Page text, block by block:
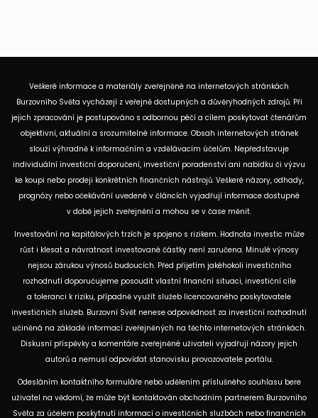
Veškeré informace a materiály zveřejněné na internetových stránkách
Burzovního Světa vycházejí z veřejně dostupných a důvěryhodných zdrojů. Při
jejich zpracování je postupováno s odbornou péčí a cílem poskytovat čtenářům
objektivní, aktuální a srozumitelné informace. Obsah internetových stránek
slouží výhradně k informačním a vzdělávacím účelům. Nepředstavuje
individuální investiční doporučení, investiční poradenství ani nabídku či výzvu
ke koupi nebo prodeji konkrétních finančních nástrojů. Veškeré názory, odhady,
prognózy nebo očekávání uvedené v článcích vyjadřují informace dostupné
v době jejich zveřejnění a mohou se v čase měnit.
Investování na kapitálových trzích je spojeno s rizikem. Hodnota investic může
růst i klesat a návratnost investované částky není zaručena. Minulé výnosy
nejsou zárukou výnosů budoucích. Před přijetím jakéhokoli investičního
rozhodnutí doporučujeme posoudit vlastní finanční situaci, investiční cíle
a toleranci k riziku, případně využít služeb licencovaného poskytovatele
investičních služeb. Burzovní Svět nenese odpovědnost za investiční rozhodnutí
učiněná na základě informací zveřejněných na těchto internetových stránkách.
Diskusní příspěvky a komentáře zveřejněné uživateli vyjadřují názory jejich
autorů a nemusí odpovídat stanovisku provozovatele portálu.
Odesláním kontaktního formuláře nebo udělením příslušného souhlasu bere
uživatel na vědomí, že může být kontaktován obchodním partnerem Burzovního
Světa za účelem poskytnutí informací o investičních službách nebo finančních